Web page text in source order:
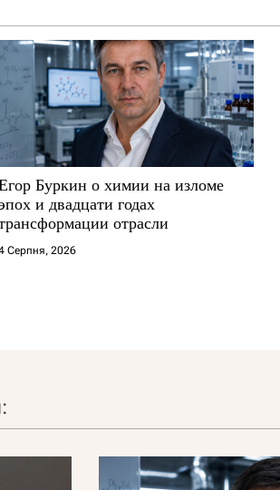
Буркин о химии на изломе
и двадцати годах
отрасли
Серпня, 2026